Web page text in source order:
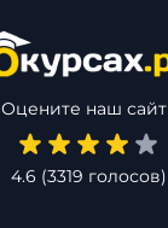
Оцените наш сайт
4.6 (3319 голосов)